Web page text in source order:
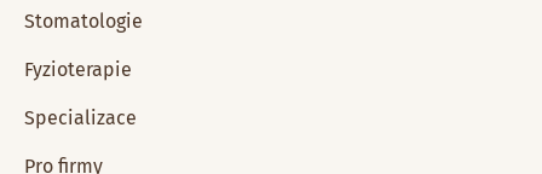
Stomatologie
Fyzioterapie
Specializace
Pro firmy